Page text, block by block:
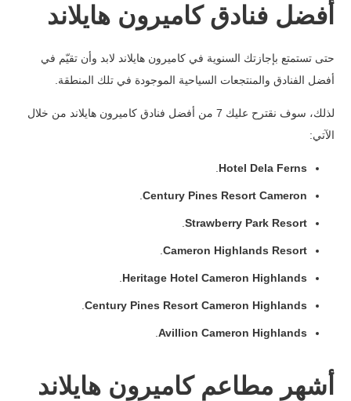
أفضل فنادق كاميرون هايلاند
حتى تستمتع بإجازتك السنوية في كاميرون هايلاند لابد وأن تقيّم في
أفضل الفنادق والمنتجعات السياحية الموجودة في تلك المنطقة.
لذلك، سوف نقترح عليك 7 من أفضل فنادق كاميرون هايلاند من خلال
الآتي:
Hotel Dela Ferns
Century Pines Resort Cameron
Strawberry Park Resort
Cameron Highlands Resort
Heritage Hotel Cameron Highlands
Century Pines Resort Cameron Highlands
Avillion Cameron Highlands
أشهر مطاعم كاميرون هايلاند